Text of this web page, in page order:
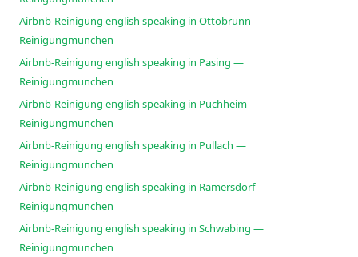
Airbnb-Reinigung english speaking in Ottobrunn —
Reinigungmunchen
Airbnb-Reinigung english speaking in Pasing —
Reinigungmunchen
Airbnb-Reinigung english speaking in Puchheim —
Reinigungmunchen
Airbnb-Reinigung english speaking in Pullach —
Reinigungmunchen
Airbnb-Reinigung english speaking in Ramersdorf —
Reinigungmunchen
Airbnb-Reinigung english speaking in Schwabing —
Reinigungmunchen